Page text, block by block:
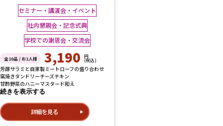
セミナー・講演会・イベント
社内懇親会・記念式典
学校での謝恩会・交流会
全10品 / お1人様 3,190 円
(税込)
芳醇サラミと自家製ミートローフの盛り合わせ
窯焼きタンドリーチーズチキン
甘酢野菜のハニーマスタード和え
続きを表示する
詳細を見る